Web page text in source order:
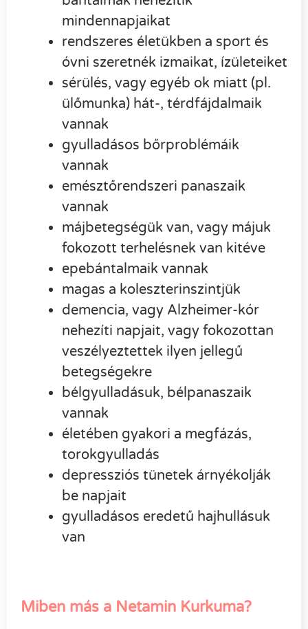
mindennapjaikat
rendszeres életükben a sport és
óvni szeretnék izmaikat, ízületeiket
sérülés, vagy egyéb ok miatt (pl.
ülőmunka) hát-, térdfájdalmaik
vannak
gyulladásos bőrproblémáik
vannak
emésztőrendszeri panaszaik
vannak
májbetegségük van, vagy májuk
fokozott terhelésnek van kitéve
epebántalmaik vannak
magas a koleszterinszintjük
demencia, vagy Alzheimer-kór
nehezíti napjait, vagy fokozottan
veszélyeztettek ilyen jellegű
betegségekre
bélgyulladásuk, bélpanaszaik
vannak
életében gyakori a megfázás,
torokgyulladás
depressziós tünetek árnyékolják
be napjait
gyulladásos eredetű hajhullásuk
van
Miben más a Netamin Kurkuma?